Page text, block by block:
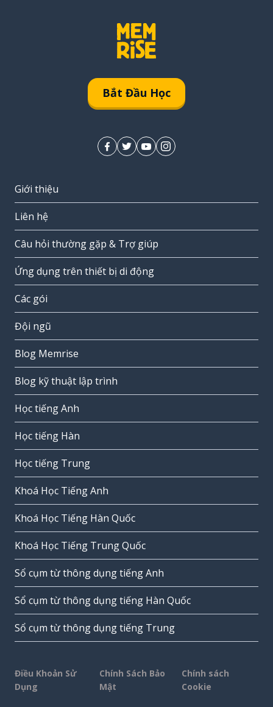
Bắt Đầu Học
Giới thiệu
Liên hệ
Câu hỏi thường gặp & Trợ giúp
Ứng dụng trên thiết bị di động
Các gói
Đội ngũ
Blog Memrise
Blog kỹ thuật lập trình
Học tiếng Anh
Học tiếng Hàn
Học tiếng Trung
Khoá Học Tiếng Anh
Khoá Học Tiếng Hàn Quốc
Khoá Học Tiếng Trung Quốc
Sổ cụm từ thông dụng tiếng Anh
Sổ cụm từ thông dụng tiếng Hàn Quốc
Sổ cụm từ thông dụng tiếng Trung
Điều Khoản Sử
Dụng
Chính Sách Bảo
Mật
Chính sách
Cookie